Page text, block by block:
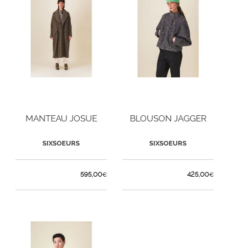
MANTEAU JOSUE
SIXSOEURS
595,00€
BLOUSON JAGGER
SIXSOEURS
425,00€